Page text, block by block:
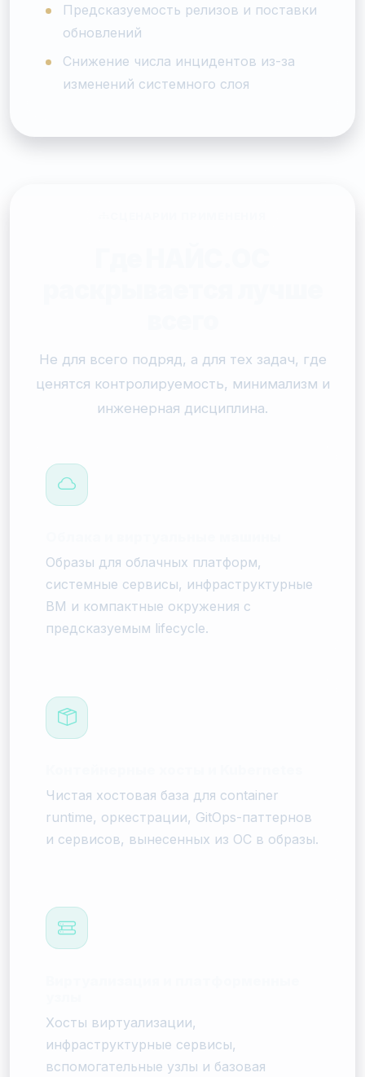
Предсказуемость релизов и поставки
обновлений
Снижение числа инцидентов из-за
изменений системного слоя
Не для всего подряд, а для тех задач, где
ценятся контролируемость, минимализм и
инженерная дисциплина.
Образы для облачных платформ,
системные сервисы, инфраструктурные
ВМ и компактные окружения с
предсказуемым lifecycle.
Чистая хостовая база для container
runtime, оркестрации, GitOps-паттернов
и сервисов, вынесенных из ОС в образы.
Хосты виртуализации,
инфраструктурные сервисы,
вспомогательные узлы и базовая